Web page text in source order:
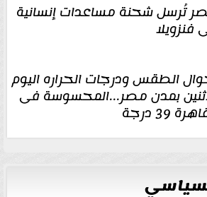
تُرسل شحنة مساعدات إنسانية
فنزويلا
الطقس ودرجات الحراره اليوم
بمدن مصر...المحسوسة فى
39 درجة